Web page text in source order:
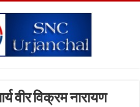
वीर विक्रम नारायण